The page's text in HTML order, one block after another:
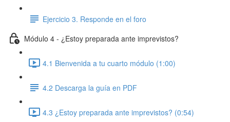
Ejercicio 3. Responde en el foro
Módulo 4 - ¿Estoy preparada ante imprevistos?
4.1 Bienvenida a tu cuarto módulo (1:00)
4.2 Descarga la guía en PDF
4.3 ¿Estoy preparada ante imprevistos? (0:54)